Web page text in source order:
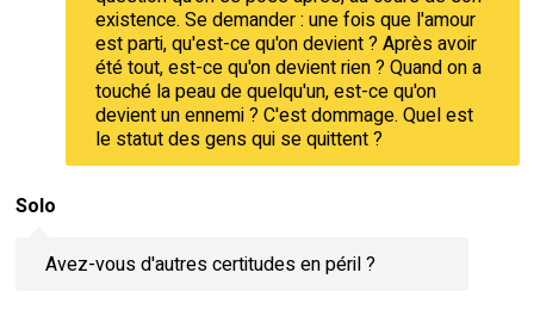
existence. Se demander : une fois que l'amour
est parti, qu'est-ce qu'on devient ? Après avoir
été tout, est-ce qu'on devient rien ? Quand on a
touché la peau de quelqu'un, est-ce qu'on
devient un ennemi ? C'est dommage. Quel est
le statut des gens qui se quittent ?
Solo
Avez-vous d'autres certitudes en péril ?